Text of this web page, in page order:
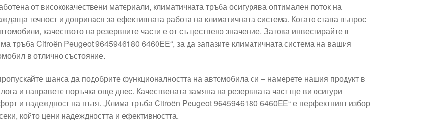
от висококачествени материали, климатичната тръба осигурява оптимален поток на
течност и допринася за ефективната работа на климатичната система. Когато става въпрос
качеството на резервните части е от съществено значение. Затова инвестирайте в
тръба Citroën Peugeot 9645946180 6460EE“, за да запазите климатичната система на вашия
в отлично състояние.
шанса да подобрите функционалността на автомобила си – намерете нашия продукт в
и направете поръчка още днес. Качествената замяна на резервната част ще ви осигури
и надеждност на пътя. „Клима тръба Citroën Peugeot 9645946180 6460EE“ е перфектният избор
който цени надеждността и ефективността.